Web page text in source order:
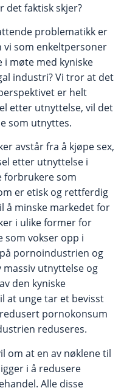
det faktisk skjer?
problematikk er
vi som enkeltpersoner
i møte med kyniske
industri? Vi tror at det
er helt
etter utnyttelse, vil det
som utnyttes.
avstår fra å kjøpe sex,
etter utnyttelse i
forbrukere som
er etisk og rettferdig
minske markedet for
i ulike former for
som vokser opp i
pornoindustrien og
utnyttelse og
den kyniske
at unge tar et bevisst
pornokonsum
reduseres.
om at en av nøklene til
i å redusere
Alle disse